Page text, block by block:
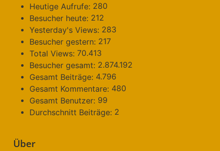
Heutige Aufrufe: 280
Besucher heute: 212
Yesterday's Views: 283
Besucher gestern: 217
Total Views: 70.413
Besucher gesamt: 2.874.192
Gesamt Beiträge: 4.796
Gesamt Kommentare: 480
Gesamt Benutzer: 99
Durchschnitt Beiträge: 2
Über